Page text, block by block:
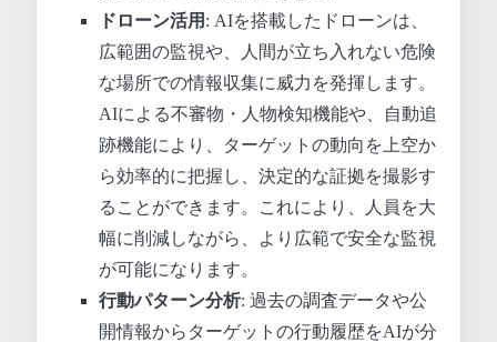
ドローン活用 : AIを搭載したドローンは、
広範囲の監視や、人間が立ち入れない危険
な場所での情報収集に威力を発揮します。
AIによる不審物・人物検知機能や、自動追
跡機能により、ターゲットの動向を上空か
ら効率的に把握し、決定的な証拠を撮影す
ることができます。これにより、人員を大
幅に削減しながら、より広範で安全な監視
が可能になります。
行動パターン分析: 過去の調査データや公
開情報からターゲットの行動履歴をAIが分